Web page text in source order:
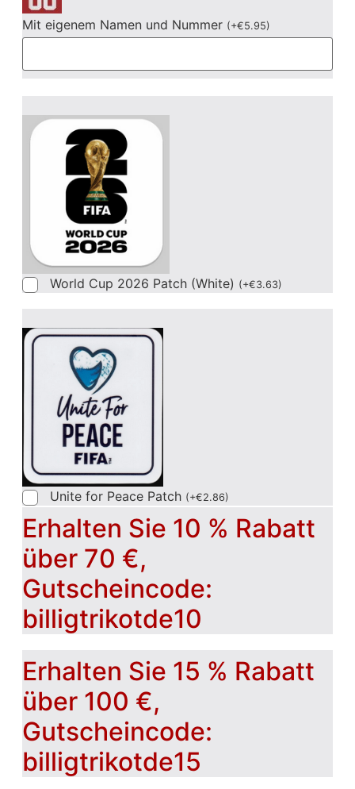
Mit eigenem Namen und Nummer (+€5.95)
World Cup 2026 Patch (White) (+€3.63)
Unite for Peace Patch (+€2.86)
Erhalten Sie 10 % Rabatt
über 70 €,
Gutscheincode:
billigtrikotde10
Erhalten Sie 15 % Rabatt
über 100 €,
Gutscheincode:
billigtrikotde15